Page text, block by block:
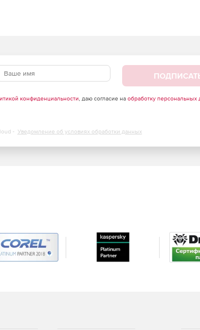
конфиденциальности, даю согласие на обработку персональных
- Уведомление об условиях обработки данных